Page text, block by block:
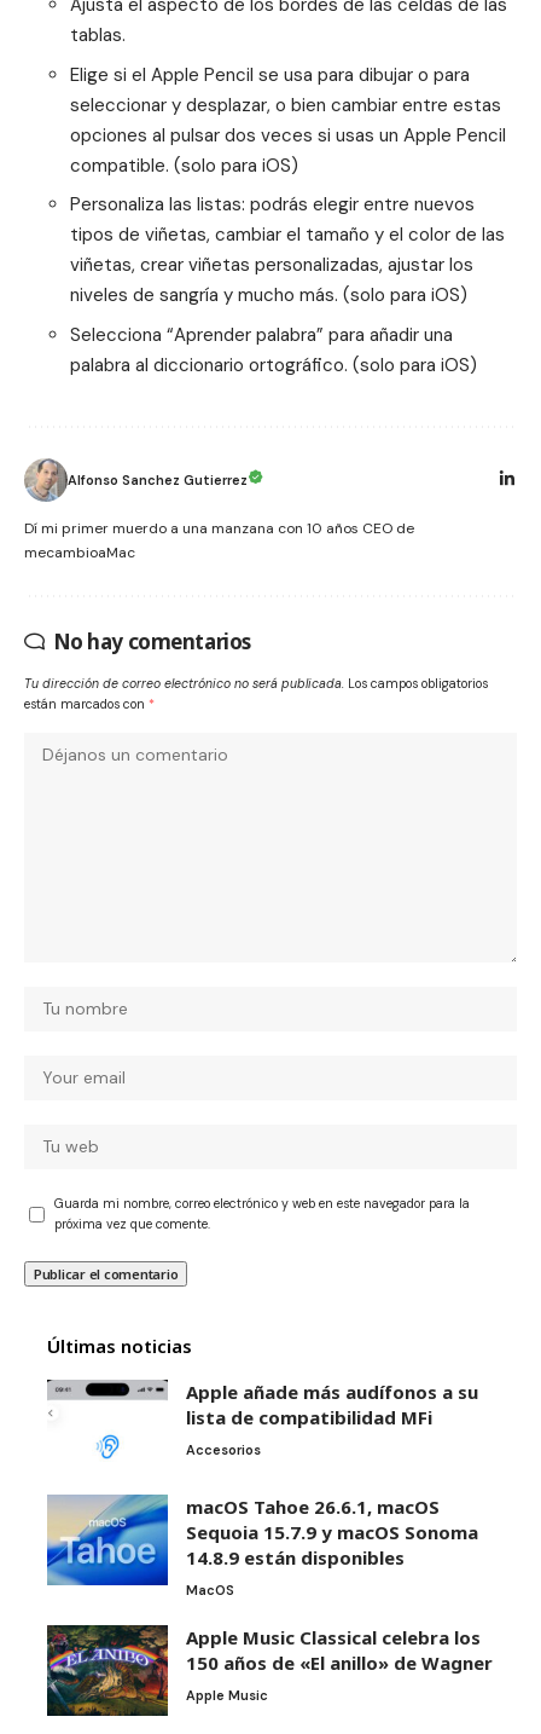
Ajusta el aspecto de los bordes de las celdas de las
tablas.
Elige si el Apple Pencil se usa para dibujar o para
seleccionar y desplazar, o bien cambiar entre estas
opciones al pulsar dos veces si usas un Apple Pencil
compatible. (solo para iOS)
Personaliza las listas: podrás elegir entre nuevos
tipos de viñetas, cambiar el tamaño y el color de las
viñetas, crear viñetas personalizadas, ajustar los
niveles de sangría y mucho más. (solo para iOS)
Selecciona “Aprender palabra” para añadir una
palabra al diccionario ortográfico. (solo para iOS)
Alfonso Sanchez Gutierrez
Dí mi primer muerdo a una manzana con 10 años CEO de
mecambioaMac
No hay comentarios
Tu dirección de correo electrónico no será publicada. Los campos obligatorios
están marcados con *
Guarda mi nombre, correo electrónico y web en este navegador para la
próxima vez que comente.
Últimas noticias
Apple añade más audífonos a su
lista de compatibilidad MFi
Accesorios
macOS Tahoe 26.6.1, macOS
Sequoia 15.7.9 y macOS Sonoma
14.8.9 están disponibles
MacOS
Apple Music Classical celebra los
150 años de «El anillo» de Wagner
Apple Music